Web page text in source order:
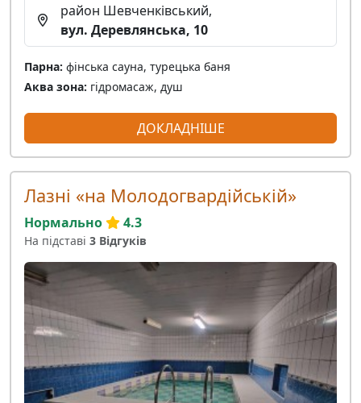
район Шевченківський,
вул. Деревлянська, 10
Парна: фінська сауна, турецька баня
Аква зона: гідромасаж, душ
ДОКЛАДНІШЕ
Лазні «на Молодогвардійській»
Нормально 4.3
На підставі 3 Відгуків